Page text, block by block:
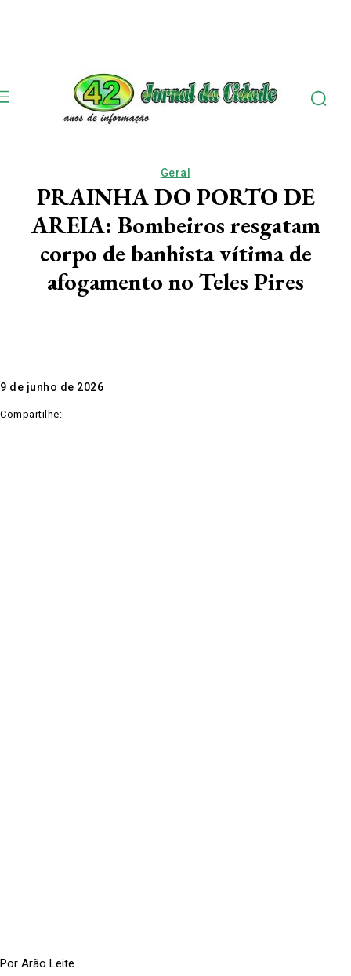
Geral
PRAINHA DO PORTO DE
AREIA: Bombeiros resgatam
corpo de banhista vítima de
afogamento no Teles Pires
9 de junho de 2026
Compartilhe:
Por Arão Leite